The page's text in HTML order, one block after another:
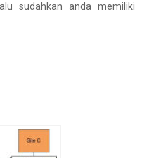
sudahkan anda memiliki